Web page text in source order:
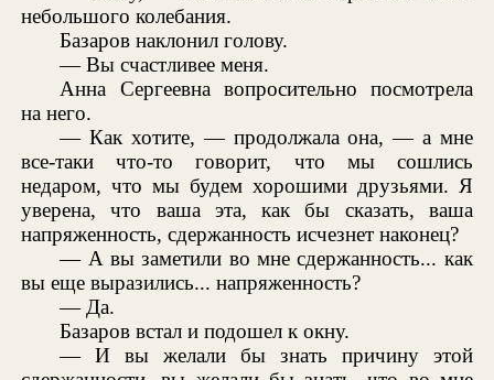
небольшого колебания.
Базаров наклонил голову.
— Вы счастливее меня.
Анна Сергеевна вопросительно посмотрела
на него.
— Как хотите, — продолжала она, — а мне
все-таки что-то говорит, что мы сошлись
недаром, что мы будем хорошими друзьями. Я
уверена, что ваша эта, как бы сказать, ваша
напряженность, сдержанность исчезнет наконец?
— А вы заметили во мне сдержанность... как
вы еще выразились... напряженность?
— Да.
Базаров встал и подошел к окну.
— И вы желали бы знать причину этой